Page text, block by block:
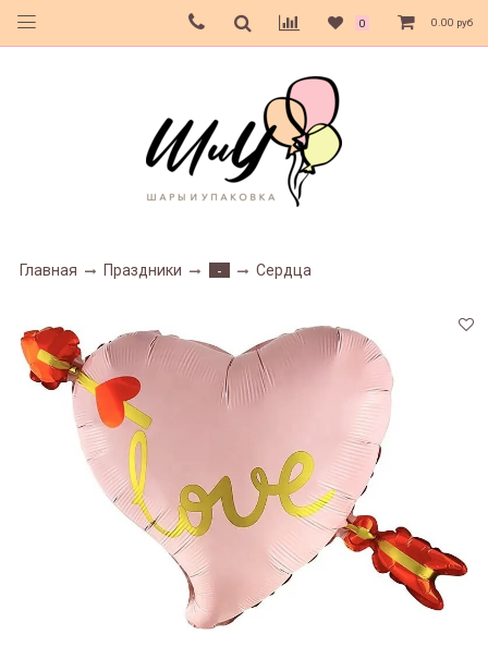
0 0.00 руб
Главная Праздники - Сердца